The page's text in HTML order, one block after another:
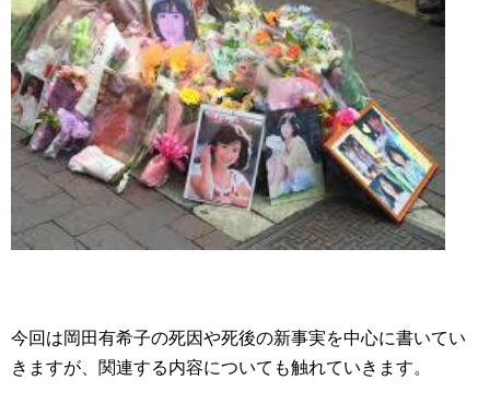
今回は岡田有希子の死因や死後の新事実を中心に書いてい
きますが、関連する内容についても触れていきます。